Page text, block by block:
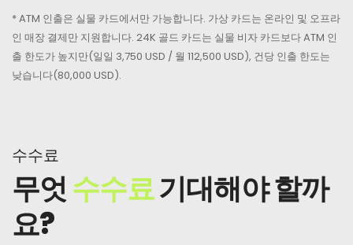
* ATM 인출은 실물 카드에서만 가능합니다. 가상 카드는 온라인 및 오프라
인 매장 결제만 지원합니다. 24K 골드 카드는 실물 비자 카드보다 ATM 인
출 한도가 높지만(일일 3,750 USD / 월 112,500 USD), 건당 인출 한도는
낮습니다(80,000 USD).
수수료
무엇수수료기대해야 할까
요?